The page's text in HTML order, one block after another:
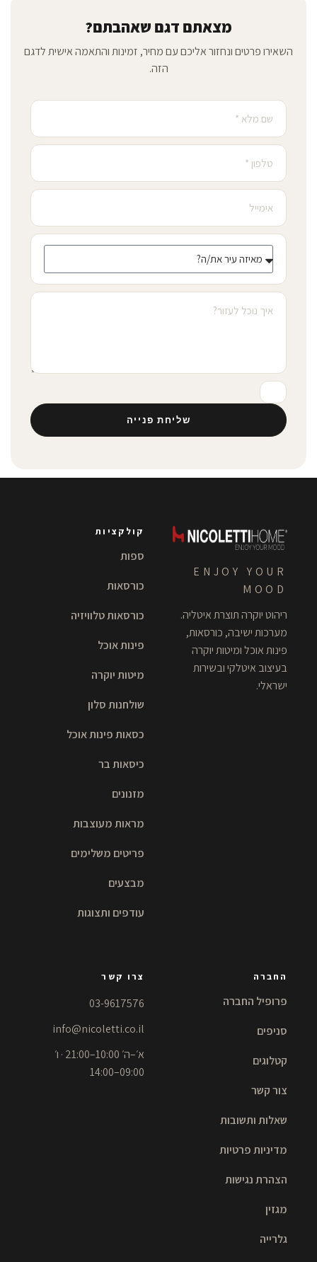
מצאתם דגם שאהבתם?
השאירו פרטים ונחזור אליכם עם מחיר, זמינות והתאמה אישית לדגם
הזה.
שליחת פנייה
ENJOY YOUR
MOOD
ריהוט יוקרה תוצרת איטליה.
מערכות ישיבה, כורסאות,
פינות אוכל ומיטות יוקרה
בעיצוב איטלקי ובשירות
ישראלי.
קולקציות
ספות
כורסאות
כורסאות טלוויזיה
פינות אוכל
מיטות יוקרה
שולחנות סלון
כסאות פינות אוכל
כיסאות בר
מזנונים
מראות מעוצבות
פריטים משלימים
מבצעים
עודפים ותצוגות
החברה
פרופיל החברה
סניפים
קטלוגים
צור קשר
שאלות ותשובות
מדיניות פרטיות
הצהרת נגישות
מגזין
גלרייה
צרו קשר
03-9617576
info@nicoletti.co.il
א׳–ה׳ 10:00–21:00 · ו׳
09:00–14:00